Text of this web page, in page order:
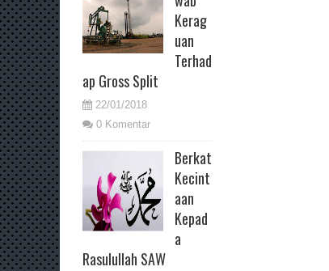
Kerag
uan
Terhad
ap Gross Split
22/01/2018
0 Komentar
Berkat
Kecint
aan
Kepad
a
Rasulullah SAW